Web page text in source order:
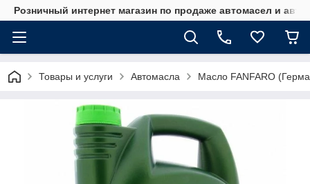
Розничный интернет магазин по продаже автомасел и
Товары и услуги Автомасла Масло FANFARO